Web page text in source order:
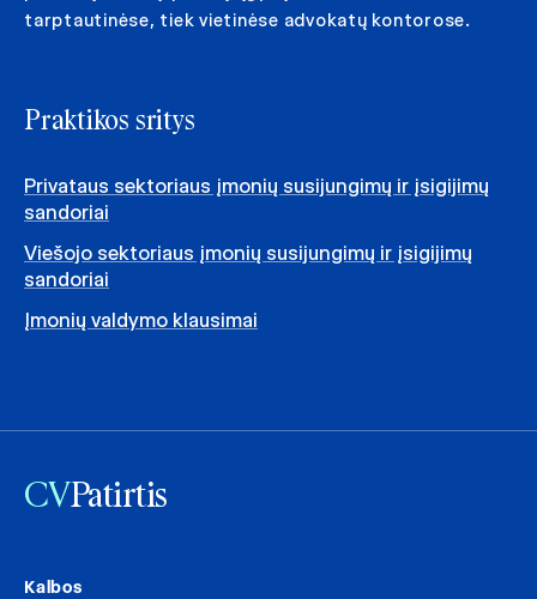
tarptautinėse, tiek vietinėse advokatų kontorose.
Praktikos sritys
Privataus sektoriaus įmonių susijungimų ir įsigijimų
sandoriai
Viešojo sektoriaus įmonių susijungimų ir įsigijimų
sandoriai
Įmonių valdymo klausimai
CVPatirtis
Kalbos